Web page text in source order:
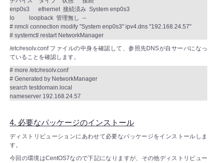
enp0s3 ethernet 接続済み System enp0s3
lo loopback 管理無し --
# nmcli connection modify "System enp0s3" ipv4.dns "192.168.24.57"
# systemctl restart NetworkManager
/etc/resolv.conf ファイルの中身を確認して、参照先DNSが自サーバになっ
ていることを確認します。
# more /etc/resolv.conf
# Generated by NetworkManager
search testdomain.local
nameserver 192.168.24.57
4. 必要なパッケージのインストール
ディストリビューションにあわせて必要なパッケージをインストールしま
す。
今回の環境はCentOS7なので下記になりますが、その他ディストリビュー